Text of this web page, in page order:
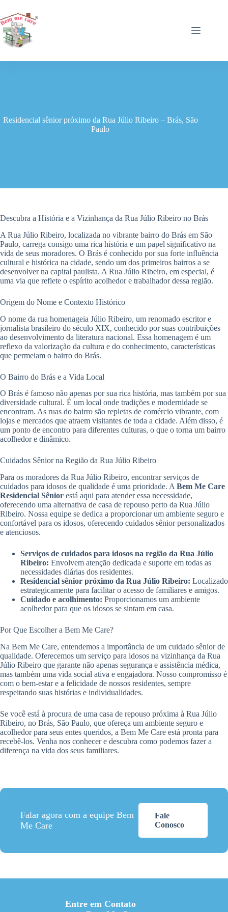
para
o
conteúdo
Residencial sênior próximo da Rua Júlio Ribeiro – Brás, São
Paulo
Descubra a História e a Vizinhança da Rua Júlio Ribeiro no Brás
A Rua Júlio Ribeiro, localizada no vibrante bairro do Brás em São
Paulo, carrega consigo uma rica história e um papel significativo na
vida de seus moradores. O Brás é conhecido por sua forte influência
cultural e histórica na cidade, sendo um dos primeiros bairros a se
desenvolver na capital paulista. A Rua Júlio Ribeiro, em especial, é
uma via que reflete o espírito acolhedor e trabalhador dessa região.
Origem do Nome e Contexto Histórico
O nome da rua homenageia Júlio Ribeiro, um renomado escritor e
jornalista brasileiro do século XIX, conhecido por suas contribuições
ao desenvolvimento da literatura nacional. Essa homenagem é um
reflexo da valorização da cultura e do conhecimento, características
que permeiam o bairro do Brás.
O Bairro do Brás e a Vida Local
O Brás é famoso não apenas por sua rica história, mas também por sua
diversidade cultural. É um local onde tradições e modernidade se
encontram. As ruas do bairro são repletas de comércio vibrante, com
lojas e mercados que atraem visitantes de toda a cidade. Além disso, é
um ponto de encontro para diferentes culturas, o que o torna um bairro
acolhedor e dinâmico.
Cuidados Sênior na Região da Rua Júlio Ribeiro
Para os moradores da Rua Júlio Ribeiro, encontrar serviços de
cuidados para idosos de qualidade é uma prioridade. A Bem Me Care
Residencial Sênior está aqui para atender essa necessidade,
oferecendo uma alternativa de casa de repouso perto da Rua Júlio
Ribeiro. Nossa equipe se dedica a proporcionar um ambiente seguro e
confortável para os idosos, oferecendo cuidados sênior personalizados
e atenciosos.
Serviços de cuidados para idosos na região da Rua Júlio
Ribeiro: Envolvem atenção dedicada e suporte em todas as
necessidades diárias dos residentes.
Residencial sênior próximo da Rua Júlio Ribeiro: Localizado
estrategicamente para facilitar o acesso de familiares e amigos.
Cuidado e acolhimento: Proporcionamos um ambiente
acolhedor para que os idosos se sintam em casa.
Por Que Escolher a Bem Me Care?
Na Bem Me Care, entendemos a importância de um cuidado sênior de
qualidade. Oferecemos um serviço para idosos na vizinhança da Rua
Júlio Ribeiro que garante não apenas segurança e assistência médica,
mas também uma vida social ativa e engajadora. Nosso compromisso é
com o bem-estar e a felicidade de nossos residentes, sempre
respeitando suas histórias e individualidades.
Se você está à procura de uma casa de repouso próxima à Rua Júlio
Ribeiro, no Brás, São Paulo, que ofereça um ambiente seguro e
acolhedor para seus entes queridos, a Bem Me Care está pronta para
recebê-los. Venha nos conhecer e descubra como podemos fazer a
diferença na vida dos seus familiares.
Falar agora com a equipe Bem
Me Care
Fale
Conosco
Entre em Contato